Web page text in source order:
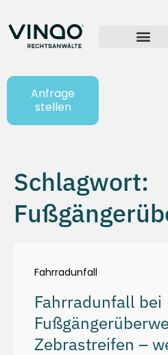
Anfrage
stellen
Schlagwort:
Fahrradunfall
Fahrradunfall bei
Zebrastreifen –